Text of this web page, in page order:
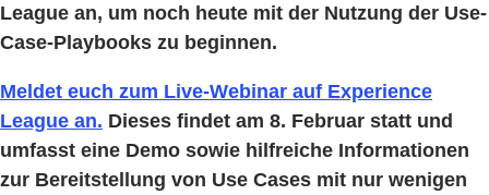
League an, um noch heute mit der Nutzung der Use-
Case-Playbooks zu beginnen.
Meldet euch zum Live-Webinar auf Experience
League an. Dieses findet am 8. Februar statt und
umfasst eine Demo sowie hilfreiche Informationen
zur Bereitstellung von Use Cases mit nur wenigen